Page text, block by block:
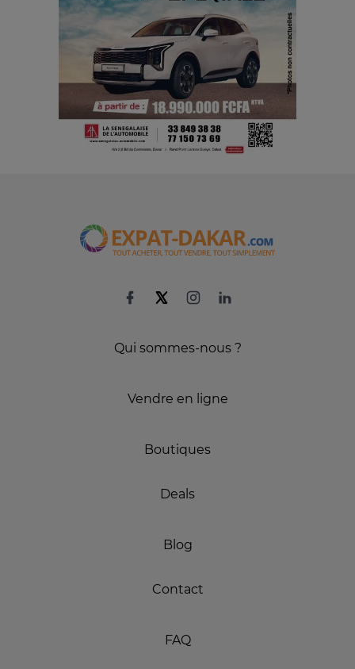
Qui sommes-nous ?
Vendre en ligne
Boutiques
Deals
Blog
Contact
FAQ